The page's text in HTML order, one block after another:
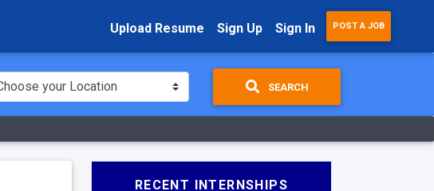
Upload Resume Sign Up Sign In POST A JOB
SEARCH
RECENT INTERNSHIPS